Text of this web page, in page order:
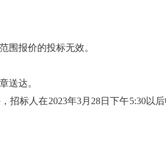
围报价的投标无效。
送达。
招标人在2023年3月28日下午5:30以